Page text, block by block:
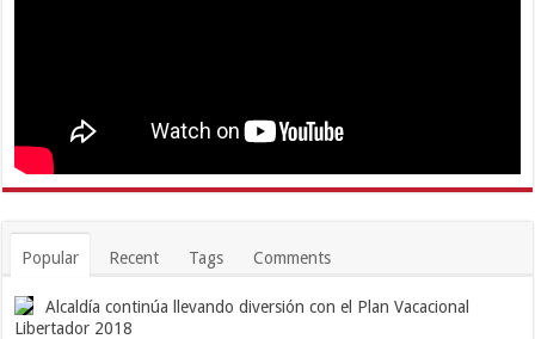
Popular Recent Tags Comments
Alcaldía continúa llevando diversión con el Plan Vacacional
Libertador 2018